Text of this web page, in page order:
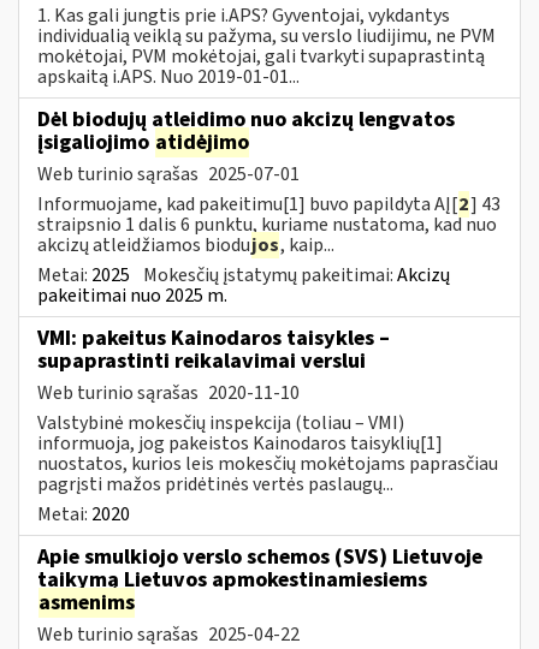
1. Kas gali jungtis prie i.APS? Gyventojai, vykdantys
individualią veiklą su pažyma, su verslo liudijimu, ne PVM
mokėtojai, PVM mokėtojai, gali tvarkyti supaprastintą
apskaitą i.APS. Nuo 2019-01-01...
Dėl biodujų atleidimo nuo akcizų lengvatos
įsigaliojimo atidėjimo
Web turinio sąrašas 2025-07-01
Informuojame, kad pakeitimu[1] buvo papildyta AĮ[2] 43
straipsnio 1 dalis 6 punktu, kuriame nustatoma, kad nuo
akcizų atleidžiamos biodujos, kaip...
Metai: 2025 Mokesčių įstatymų pakeitimai:Akcizų
pakeitimai nuo 2025 m.
VMI: pakeitus Kainodaros taisykles –
supaprastinti reikalavimai verslui
Web turinio sąrašas 2020-11-10
Valstybinė mokesčių inspekcija (toliau – VMI)
informuoja, jog pakeistos Kainodaros taisyklių[1]
nuostatos, kurios leis mokesčių mokėtojams paprasčiau
pagrįsti mažos pridėtinės vertės paslaugų...
Metai: 2020
Apie smulkiojo verslo schemos (SVS) Lietuvoje
taikymą Lietuvos apmokestinamiesiems
asmenims
Web turinio sąrašas 2025-04-22